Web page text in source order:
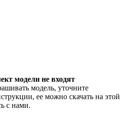
модели не входят
модель, уточните
ее можно скачать на этой
с нами.